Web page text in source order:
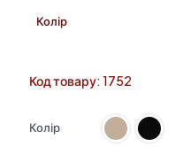
Колір
Код товару: 1752
Колір